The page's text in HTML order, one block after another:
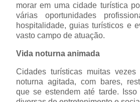
morar em uma cidade turística
várias oportunidades
hospitalidade, guias turísticos e
vasto campo de atuação.
Vida noturna animada
Cidades turísticas muitas
noturna agitada, com bares,
que se estendem até tarde. Isso